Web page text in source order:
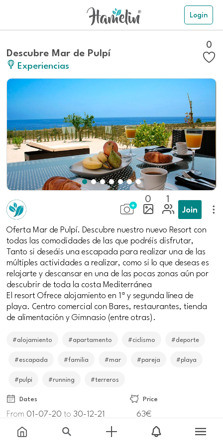
Login
Descubre Mar de Pulpí
Experiencias
0
0 1
Join
Oferta Mar de Pulpí. Descubre nuestro nuevo Resort con
todas las comodidades de las que podréis disfrutar,
Tanto si deseáis una escapada para realizar una de las
múltiples actividades a realizar, como si lo que deseas es
relajarte y descansar en una de las pocas zonas aún por
descubrir de toda la costa Mediterránea
El resort Ofrece alojamiento en 1ª y segunda línea de
playa. Centro comercial con Bares, restaurantes, tienda
de alimentación y Gimnasio (entre otras).
#alojamiento #apartamento #ciclismo #deporte
#escapada #familia #mar #pareja #playa
#pulpi #running #terreros
Dates
From 01-07-20to 30-12-21
Price
63€
Meeting point